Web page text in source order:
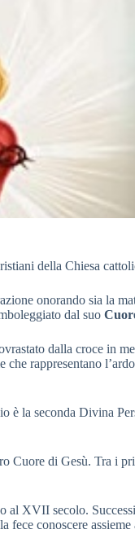
della Chiesa
onorando sia la
dal suo
dalla croce in
rappresentano
è la seconda Divina
Cuore di Gesù. Tra i
al XVII secolo.
conoscere